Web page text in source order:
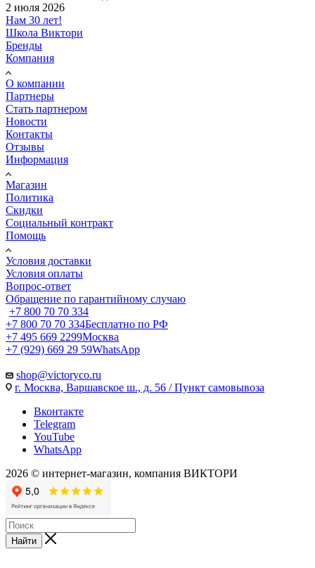
2 июля 2026
Нам 30 лет!
Школа Виктори
Бренды
Компания
О компании
Партнеры
Стать партнером
Новости
Контакты
Отзывы
Информация
Магазин
Политика
Скидки
Социальный контракт
Помощь
Условия доставки
Условия оплаты
Вопрос-ответ
Обращение по гарантийному случаю
+7 800 70 70 334
+7 800 70 70 334Бесплатно по РФ
+7 495 669 2299Москва
+7 (929) 669 29 59WhatsApp
shop@victoryco.ru
г. Москва, Варшавское ш., д. 56 / Пункт самовывоза
Вконтакте
Telegram
YouTube
WhatsApp
2026 © интернет-магазин, компания ВИКТОРИ
Найти